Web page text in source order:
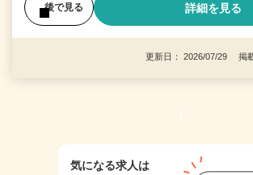
後で見る 詳細を見る
更新日： 2026/07/29 掲
1
気になる求人は